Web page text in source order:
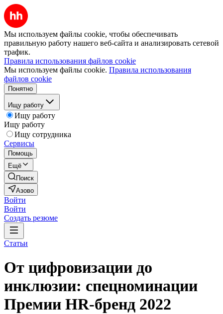
Мы используем файлы cookie, чтобы обеспечивать
правильную работу нашего веб-сайта и анализировать сетевой
трафик.
Правила использования файлов cookie
Мы используем файлы cookie. Правила использования
файлов cookie
Понятно
Ищу работу
Ищу работу
Ищу работу
Ищу сотрудника
Сервисы
Помощь
Ещё
Поиск
Азово
Войти
Войти
Создать резюме
Статьи
От цифровизации до
инклюзии: спецноминации
Премии HR-бренд 2022